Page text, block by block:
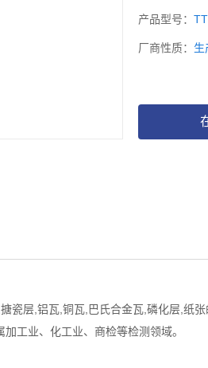
产品型号：
厂商性质： 生
瓷层,铝瓦,铜瓦,巴氏合金瓦,磷化层,纸
工业、化工业、商检等检测领域。